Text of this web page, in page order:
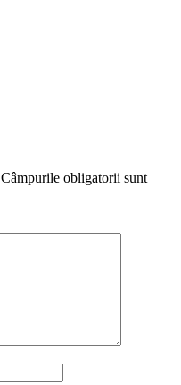
Câmpurile obligatorii sunt